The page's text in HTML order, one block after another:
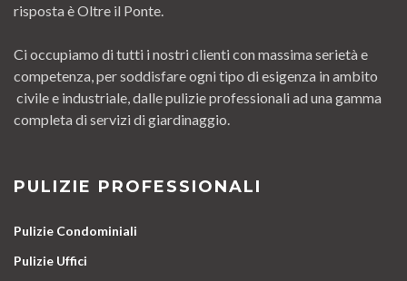
risposta è Oltre il Ponte.
Ci occupiamo di tutti i nostri clienti con massima serietà e
competenza, per soddisfare ogni tipo di esigenza in ambito
civile e industriale, dalle pulizie professionali ad una gamma
completa di servizi di giardinaggio.
PULIZIE PROFESSIONALI
Pulizie Condominiali
Pulizie Uffici